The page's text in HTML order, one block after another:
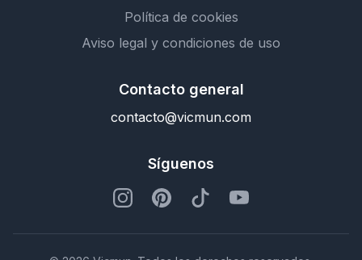
Política de cookies
Aviso legal y condiciones de uso
Contacto general
contacto@vicmun.com
Síguenos